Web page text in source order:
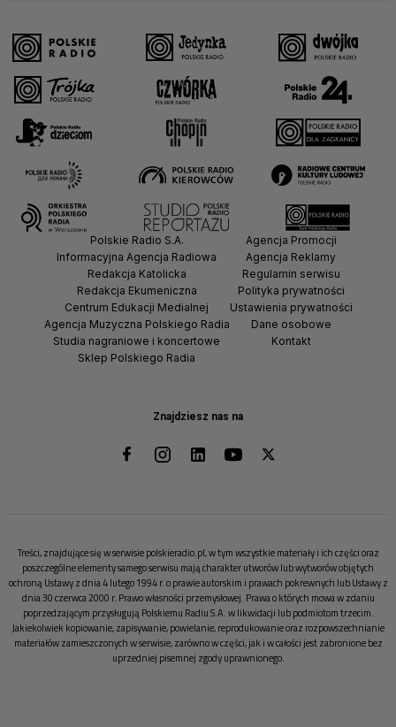
Znajdziesz nas na
Polskie Radio S.A.
Informacyjna Agencja Radiowa
Redakcja Katolicka
Redakcja Ekumeniczna
Centrum Edukacji Medialnej
Agencja Muzyczna Polskiego Radia
Studia nagraniowe i koncertowe
Sklep Polskiego Radia
Agencja Promocji
Agencja Reklamy
Regulamin serwisu
Polityka prywatności
Ustawienia prywatności
Dane osobowe
Kontakt
Treści, znajdujące się w serwisie polskieradio.pl, w tym wszystkie materiały i ich części oraz
poszczególne elementy samego serwisu mają charakter utworów lub wytworów objętych
ochroną Ustawy z dnia 4 lutego 1994 r. o prawie autorskim i prawach pokrewnych lub Ustawy z
dnia 30 czerwca 2000 r. Prawo własności przemysłowej. Prawa o których mowa w zdaniu
poprzedzającym przysługują Polskiemu Radiu S.A. w likwidacji lub podmiotom trzecim.
Jakiekolwiek kopiowanie, zapisywanie, powielanie, reprodukowanie oraz rozpowszechnianie
materiałów zamieszczonych w serwisie, zarówno w części, jak i w całości jest zabronione bez
uprzedniej pisemnej zgody uprawnionego.